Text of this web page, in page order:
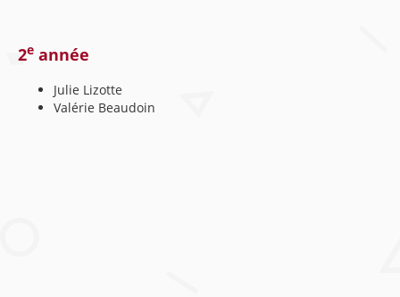
2e année
Julie Lizotte
Valérie Beaudoin